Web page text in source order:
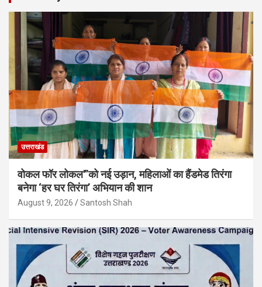
उत्तराखंड
वोकल फॉर लोकल'”को नई उड़ान, महिलाओं का हैंडमेड तिरंगा
बनेगा ‘हर घर तिरंगा’ अभियान की शान
August 9, 2026 Santosh Shah